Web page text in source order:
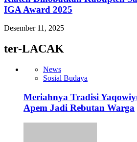
IGA Award 2025
Desember 11, 2025
ter-LACAK
News
Sosial Budaya
Meriahnya Tradisi
Apem Jadi Rebutan Warga